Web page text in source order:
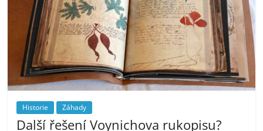
Historie Záhady
Další řešení Voynichova rukopisu?